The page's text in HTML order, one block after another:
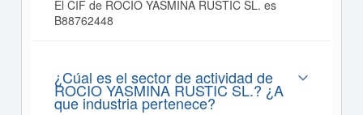
El CIF de ROCIO YASMINA RUSTIC SL. es
B88762448
¿Cúal es el sector de actividad de
ROCIO YASMINA RUSTIC SL.? ¿A
que industria pertenece?